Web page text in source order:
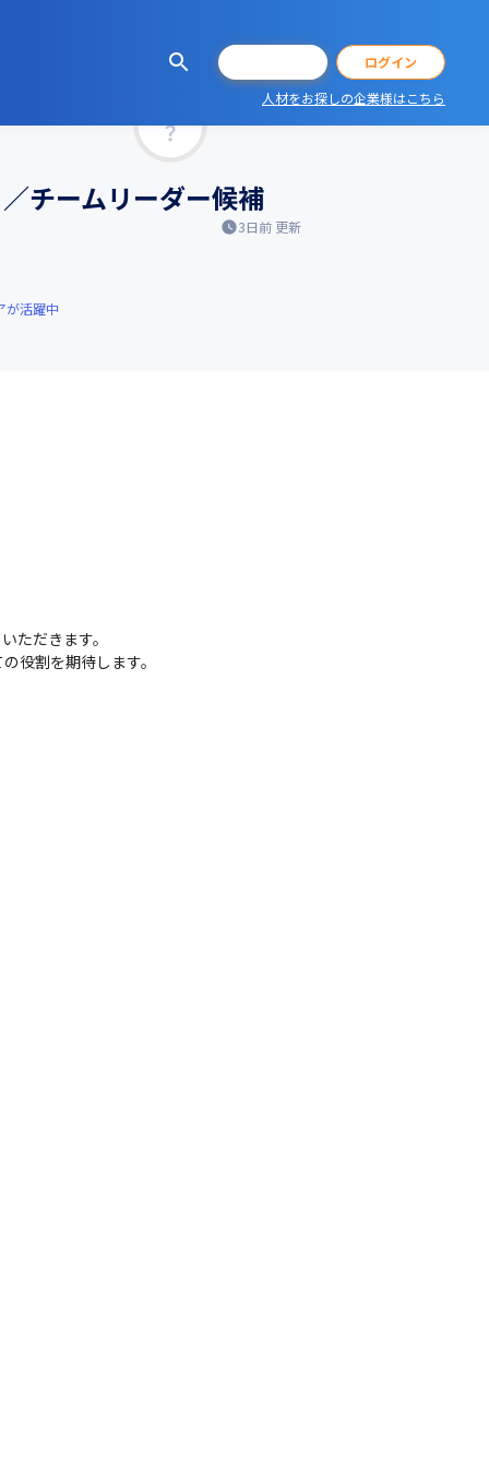
ログイン
人材をお探しの企業様はこちら
チームリーダー候補
3日前 更新
が活躍中
ただきます。
役割を期待します。